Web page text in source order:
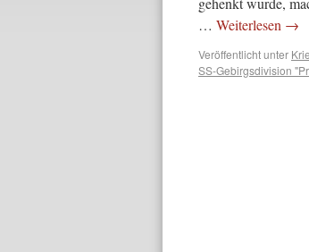
… Weiterlesen →
Veröffentlicht unter
SS-Gebirgsdivision